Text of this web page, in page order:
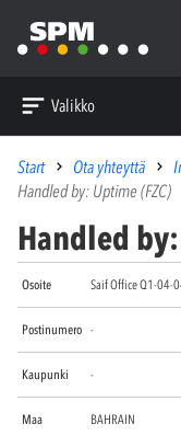
Valikko
Start Ota yhteyttä
Handled by: Uptime (FZC)
Handled
Osoite Saif Office Q1-04-
Postinumero -
Kaupunki -
Maa BAHRAIN